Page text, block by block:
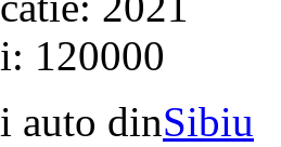
120000
auto dinSibiu